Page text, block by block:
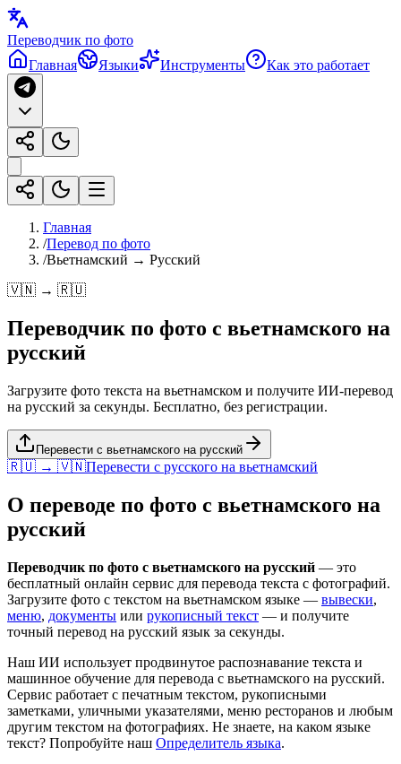
Переводчик по фото
Главная
Языки Инструменты Как это работает
Главная
/Перевод по фото
/Вьетнамский → Русский
🇻🇳 → 🇷🇺
Переводчик по фото с вьетнамского на
русский
Загрузите фото текста на вьетнамском и получите ИИ-перевод
на русский за секунды. Бесплатно, без регистрации.
Перевести с вьетнамского на русский
🇷🇺 → 🇻🇳Перевести с русского на вьетнамский
О переводе по фото с вьетнамского на
русский
Переводчик по фото с вьетнамского на русский — это
бесплатный онлайн сервис для перевода текста с фотографий.
Загрузите фото с текстом на вьетнамском языке — вывески,
меню, документы или рукописный текст — и получите
точный перевод на русский язык за секунды.
Наш ИИ использует продвинутое распознавание текста и
машинное обучение для перевода с вьетнамского на русский.
Сервис работает с печатным текстом, рукописными
заметками, уличными указателями, меню ресторанов и любым
другим текстом на фотографиях. Не знаете, на каком языке
текст? Попробуйте наш Определитель языка.